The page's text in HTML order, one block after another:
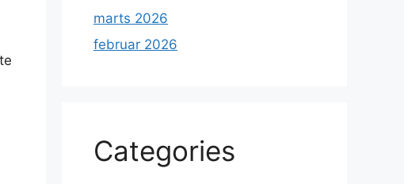
marts 2026
februar 2026
Categories